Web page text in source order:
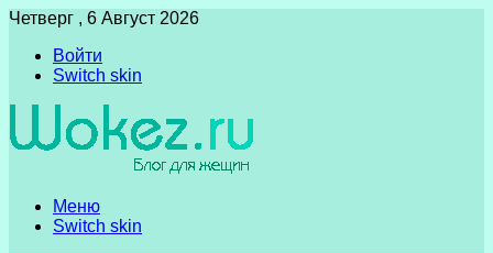
Четверг , 6 Август 2026
Войти
Switch skin
Меню
Switch skin